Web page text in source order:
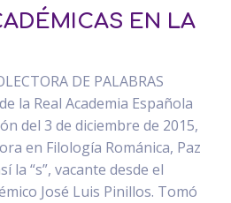
EN LA
DE PALABRAS
la Real Academia Española
del 3 de diciembre de 2015,
en Filología Románica, Paz
la “s”, vacante desde el
José Luis Pinillos. Tomó